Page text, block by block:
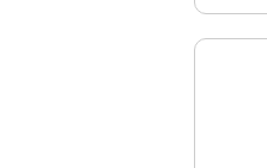
King
AMI